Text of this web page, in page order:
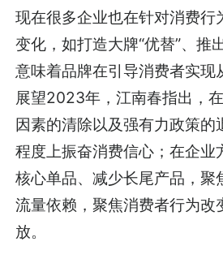
现在很多企业也在针对消费行
变化，如打造大牌“优替”、推
意味着品牌在引导消费者实现
展望2023年，江南春指出，
因素的清除以及强有力政策的
程度上振奋消费信心；在企业
核心单品、减少长尾产品，聚
流量依赖，聚焦消费者行为改
放。